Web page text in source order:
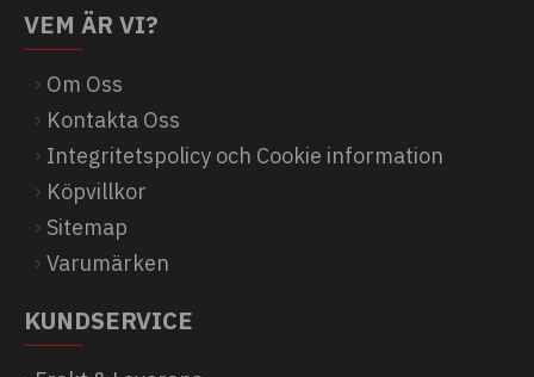
VEM ÄR VI?
Om Oss
Kontakta Oss
Integritetspolicy och Cookie information
Köpvillkor
Sitemap
Varumärken
KUNDSERVICE